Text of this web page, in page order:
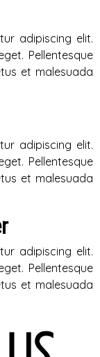
adipiscing elit.
Pellentesque
et malesuada
adipiscing elit.
Pellentesque
et malesuada
adipiscing elit.
Pellentesque
et malesuada